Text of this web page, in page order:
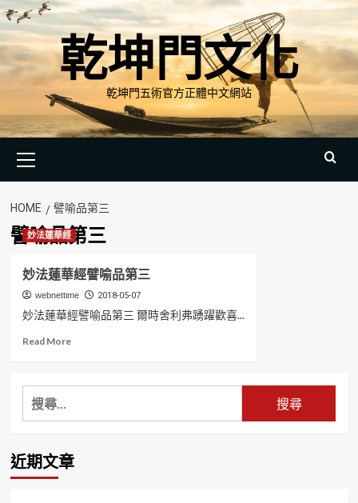
Skip
to
content
乾坤門文化
乾坤門五術官方正體中文網站
Menu
HOME 譬喻品第三
譬喻品第三
妙法蓮華經
妙法蓮華經譬喻品第三
webnettime 2018-05-07
妙法蓮華經譬喻品第三 爾時舍利弗踴躍歡喜...
Read MoreRead
妙
譬
搜
尋
鍵
字:
近期文章